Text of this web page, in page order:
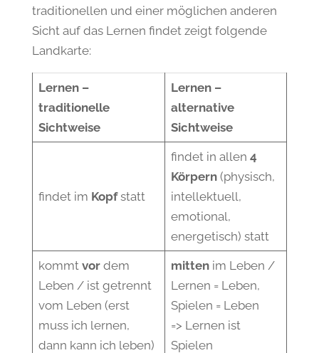
traditionellen und einer möglichen anderen
Sicht auf das Lernen findet zeigt folgende
Landkarte:
Lernen –
traditionelle
Sichtweise
Lernen –
alternative
Sichtweise
findet im Kopfstatt
findet in allen 4
Körpern(physisch,
intellektuell,
emotional,
energetisch) statt
kommt vordem
Leben / ist getrennt
vom Leben (erst
muss ich lernen,
dann kann ich leben)
mittenim Leben /
Lernen = Leben,
Spielen = Leben
=> Lernen ist
Spielen